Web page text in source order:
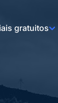
gratuitos